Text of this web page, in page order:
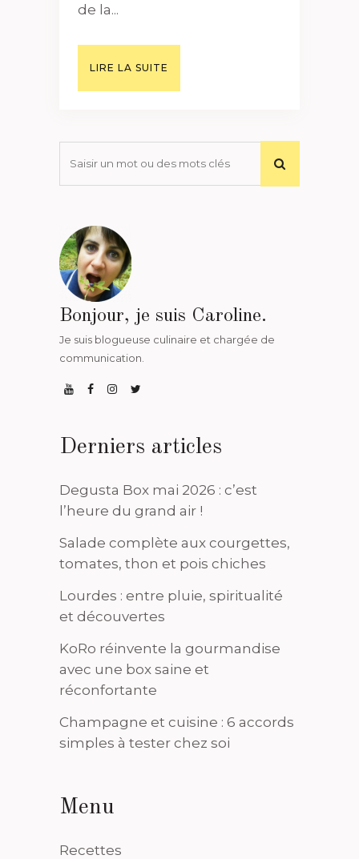
de la...
LIRE LA SUITE
Bonjour, je suis Caroline.
Je suis blogueuse culinaire et chargée de
communication.
Derniers articles
Degusta Box mai 2026 : c’est
l’heure du grand air !
Salade complète aux courgettes,
tomates, thon et pois chiches
Lourdes : entre pluie, spiritualité
et découvertes
KoRo réinvente la gourmandise
avec une box saine et
réconfortante
Champagne et cuisine : 6 accords
simples à tester chez soi
Menu
Recettes